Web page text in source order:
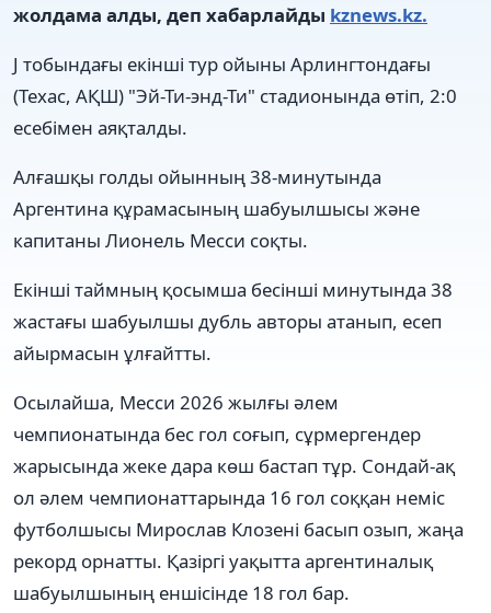
жолдама алды, деп хабарлайды kznews.kz.
J тобындағы екінші тур ойыны Арлингтондағы
(Техас, АҚШ) "Эй-Ти-энд-Ти" стадионында өтіп, 2:0
есебімен аяқталды.
Алғашқы голды ойынның 38-минутында
Аргентина құрамасының шабуылшысы және
капитаны Лионель Месси соқты.
Екінші таймның қосымша бесінші минутында 38
жастағы шабуылшы дубль авторы атанып, есеп
айырмасын ұлғайтты.
Осылайша, Месси 2026 жылғы әлем
чемпионатында бес гол соғып, сұрмергендер
жарысында жеке дара көш бастап тұр. Сондай-ақ
ол әлем чемпионаттарында 16 гол соққан неміс
футболшысы Мирослав Клозені басып озып, жаңа
рекорд орнатты. Қазіргі уақытта аргентиналық
шабуылшының еншісінде 18 гол бар.